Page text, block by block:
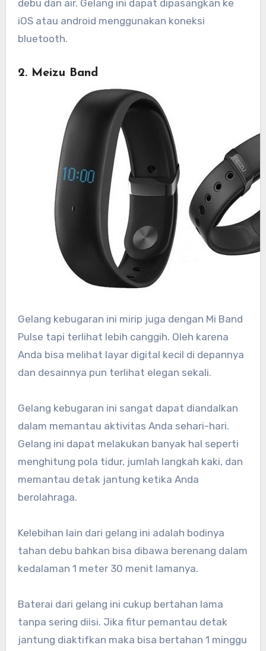
debu dan air. Gelang ini dapat dipasangkan ke
iOS atau android menggunakan koneksi
bluetooth.
2. Meizu Band
Gelang kebugaran ini mirip juga dengan Mi Band
Pulse tapi terlihat lebih canggih. Oleh karena
Anda bisa melihat layar digital kecil di depannya
dan desainnya pun terlihat elegan sekali.
Gelang kebugaran ini sangat dapat diandalkan
dalam memantau aktivitas Anda sehari-hari.
Gelang ini dapat melakukan banyak hal seperti
menghitung pola tidur, jumlah langkah kaki, dan
memantau detak jantung ketika Anda
berolahraga.
Kelebihan lain dari gelang ini adalah bodinya
tahan debu bahkan bisa dibawa berenang dalam
kedalaman 1 meter 30 menit lamanya.
Baterai dari gelang ini cukup bertahan lama
tanpa sering diisi. Jika fitur pemantau detak
jantung diaktifkan maka bisa bertahan 1 minggu